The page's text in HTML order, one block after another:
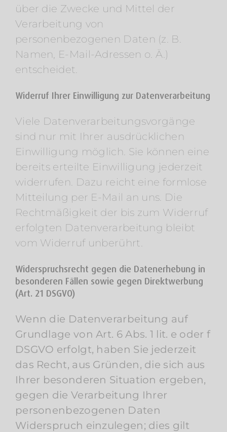
über die Zwecke und Mittel der
Verarbeitung von
personenbezogenen Daten (z. B.
Namen, E-Mail-Adressen o. Ä.)
entscheidet.
Widerruf Ihrer Einwilligung zur Datenverarbeitung
Viele Datenverarbeitungsvorgänge
sind nur mit Ihrer ausdrücklichen
Einwilligung möglich. Sie können eine
bereits erteilte Einwilligung jederzeit
widerrufen. Dazu reicht eine formlose
Mitteilung per E-Mail an uns. Die
Rechtmäßigkeit der bis zum Widerruf
erfolgten Datenverarbeitung bleibt
vom Widerruf unberührt.
Widerspruchsrecht gegen die Datenerhebung in
besonderen Fällen sowie gegen Direktwerbung
(Art. 21 DSGVO)
Wenn die Datenverarbeitung auf
Grundlage von Art. 6 Abs. 1 lit. e oder f
DSGVO erfolgt, haben Sie jederzeit
das Recht, aus Gründen, die sich aus
Ihrer besonderen Situation ergeben,
gegen die Verarbeitung Ihrer
personenbezogenen Daten
Widerspruch einzulegen; dies gilt